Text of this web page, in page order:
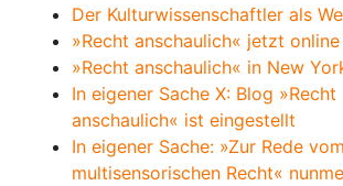
Der Kulturwissenschaftler als
»Recht anschaulich« jetzt
»Recht anschaulich« in New
In eigener Sache X: Blog »Recht
anschaulich« ist eingestellt
In eigener Sache: »Zur Rede vom
multisensorischen Recht«